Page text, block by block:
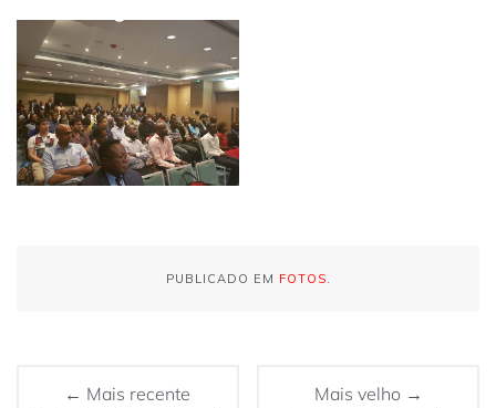
PUBLICADO EM FOTOS.
← Mais recente
Mais velho →